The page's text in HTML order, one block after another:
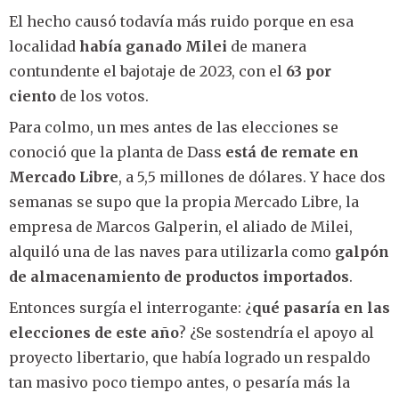
El hecho causó todavía más ruido porque en esa
localidad había ganado Milei de manera
contundente el bajotaje de 2023, con el 63 por
ciento de los votos.
Para colmo, un mes antes de las elecciones se
conoció que la planta de Dass está de remate en
Mercado Libre, a 5,5 millones de dólares. Y hace dos
semanas se supo que la propia Mercado Libre, la
empresa de Marcos Galperin, el aliado de Milei,
alquiló una de las naves para utilizarla como galpón
de almacenamiento de productos importados.
Entonces surgía el interrogante: ¿qué pasaría en las
elecciones de este año? ¿Se sostendría el apoyo al
proyecto libertario, que había logrado un respaldo
tan masivo poco tiempo antes, o pesaría más la